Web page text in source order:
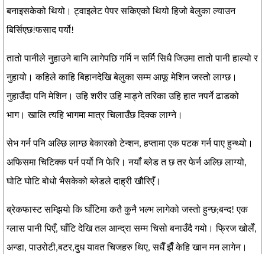
बनाइसकेको थियो। ट्वाइलेट पेपर सकिएको थियो हिजो बेलुका ल्याउन
बिर्सिएछ!फसाद पर्यो!
तातो पानीले नुहाउने बानि लागेपछि गर्मि न सर्मि सिधै जिउमा तातो पानी हाल्यो र
नुहायो। कहिले काहि बिहानदेखि बेलुका सम्म आफू मेशिन जस्तो लाग्छ।
नुहाउँदा पनि मेशिन। उहि शरीर उहि माड्ने तरिका उहि हात नपर्ने ढाडको
भाग। खालि त्यहि भागमा मात्र चिलाउँछ दिक्क लाग्ने।
सेभ गर्न पनि अल्छि लाग्छ बेकारको टेन्शन, हप्तामा एक पटक गर्न पाए हुन्थ्यो।
अफिसमा चिटिक्क पर्न पर्यो नि फेरि। नयाँ ब्लेड त छ तर फेर्न अल्छि लाग्यो,
घोटि घोटि बोधो भैसकेको ब्लेडले दाह्री खौरिएँ।
ब्रेकफास्ट सम्झियो कि घाँटिमा कतै कुनै भल्भ लागेको जस्तो हुन्छ;बन्द! एक
ग्लास पानी पिएँ, घाँटि देखि तल आन्द्रा सम्म चिसो बनाउँदै गयो। फ्रिज खोलेँ,
अन्डा, पाउरोटी,बटर,दुध यावत चिजहरु थिए, सधैँ झैँ केहि खान मन लागेन।